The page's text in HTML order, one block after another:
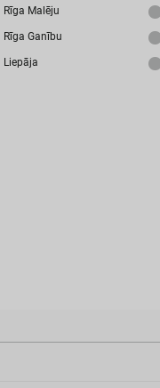
Aiz
id
Rīga Malēju
Rīga Ganību
Liepāja